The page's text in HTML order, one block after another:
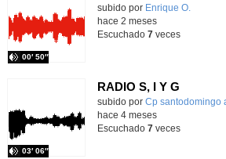
Contenido educativo.
subido por Enrique O.
00′ 50″
hace 2 meses
Escuchado 7veces
RADIO S, I Y G
Contenido educativo.
subido por Cp santodomingo
03′ 06″
hace 4 meses
Escuchado 7veces